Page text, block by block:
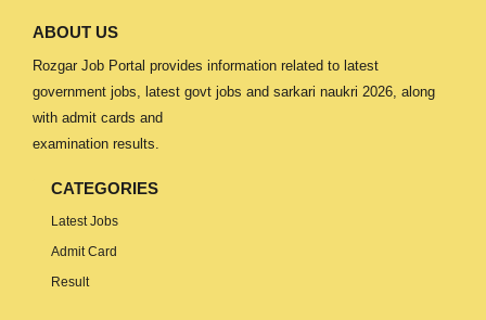
ABOUT US
Rozgar Job Portal provides information related to latest
government jobs, latest govt jobs and sarkari naukri 2026, along
with admit cards and
examination results.
CATEGORIES
Latest Jobs
Admit Card
Result